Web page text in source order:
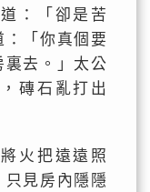
：「卻是苦
「你真個要
去。」太公
磚石亂打出
火把遠遠照
見房內隱隱